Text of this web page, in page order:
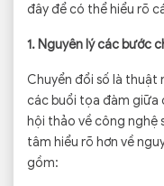
đây để có thể hiểu rõ
1. Nguyên lý các bước
Chuyển đổi số là
các buổi tọa đàm giữa
hội thảo về công nghệ
tâm hiểu rõ hơn về
gồm: